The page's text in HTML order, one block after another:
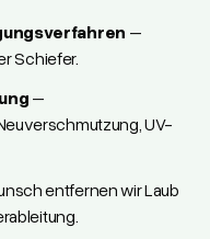
–
Schiefer.
–
UV-
entfernen wir Laub